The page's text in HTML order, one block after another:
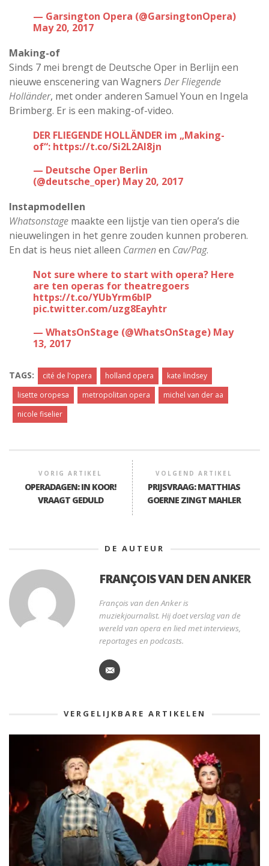
— Garsington Opera (@GarsingtonOpera)
May 20, 2017
Making-of
Sinds 7 mei brengt de Deutsche Oper in Berlijn een
nieuwe enscenering van Wagners Der Fliegende
Holländer, met onder anderen Samuel Youn en Ingela
Brimberg. Er is een making-of-video.
DER FLIEGENDE HOLLÄNDER im „Making-
of“: https://t.co/Si2L2Al8jn
— Deutsche Oper Berlin
(@deutsche_oper) May 20, 2017
Instapmodellen
Whatsonstage maakte een lijstje van tien opera’s die
nieuwelingen in het genre zouden kunnen proberen.
En dat is heus niet alleen Carmenen Cav/Pag.
Not sure where to start with opera? Here
are ten operas for theatregoers
https://t.co/YUbYrm6blP
pic.twitter.com/uzg8Eayhtr
— WhatsOnStage (@WhatsOnStage) May
13, 2017
TAGS: cité de l'opera holland opera
kate lindsey
lisette oropesa
metropolitan opera
michel van der aa
nicole fiselier
VORIG ARTIKEL
OPERADAGEN: IN KOOR!
VRAAGT GEDULD
VOLGEND ARTIKEL
PRIJSVRAAG: MATTHIAS
GOERNE ZINGT MAHLER
DE AUTEUR
FRANÇOIS VAN DEN ANKER
François van den Anker is
muziekjournalist. Hij doet verslag van de
wereld van opera en lied met interviews,
reportages en podcasts.
VERGELIJKBARE ARTIKELEN